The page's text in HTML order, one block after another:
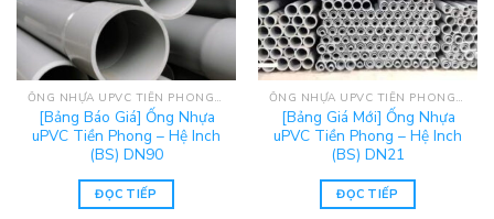
ỐNG NHỰA UPVC TIỀN PHONG - HỆ INCH (BS)
[Bảng Báo Giá] Ống Nhựa
uPVC Tiền Phong – Hệ Inch
(BS) DN90
ĐỌC TIẾP
ỐNG NHỰA UPVC TIỀN PHONG - HỆ INCH (BS)
[Bảng Giá Mới] Ống Nhựa
uPVC Tiền Phong – Hệ Inch
(BS) DN21
ĐỌC TIẾP